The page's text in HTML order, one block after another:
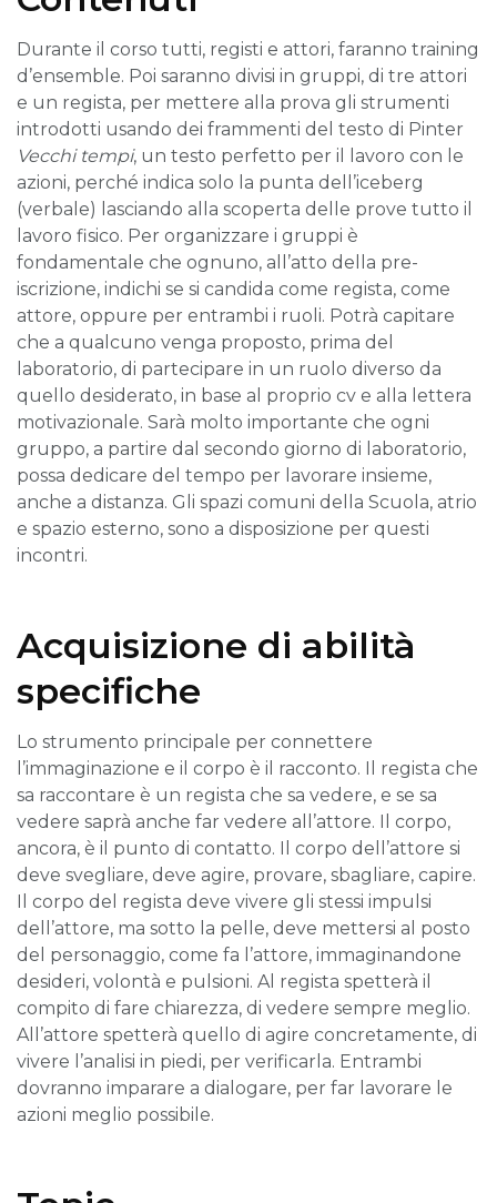
Durante il corso tutti, registi e attori, faranno training
d’ensemble. Poi saranno divisi in gruppi, di tre attori
e un regista, per mettere alla prova gli strumenti
introdotti usando dei frammenti del testo di Pinter
Vecchi tempi, un testo perfetto per il lavoro con le
azioni, perché indica solo la punta dell’iceberg
(verbale) lasciando alla scoperta delle prove tutto il
lavoro fisico. Per organizzare i gruppi è
fondamentale che ognuno, all’atto della pre-
iscrizione, indichi se si candida come regista, come
attore, oppure per entrambi i ruoli. Potrà capitare
che a qualcuno venga proposto, prima del
laboratorio, di partecipare in un ruolo diverso da
quello desiderato, in base al proprio cv e alla lettera
motivazionale. Sarà molto importante che ogni
gruppo, a partire dal secondo giorno di laboratorio,
possa dedicare del tempo per lavorare insieme,
anche a distanza. Gli spazi comuni della Scuola, atrio
e spazio esterno, sono a disposizione per questi
incontri.
Acquisizione di abilità
specifiche
Lo strumento principale per connettere
l’immaginazione e il corpo è il racconto. Il regista che
sa raccontare è un regista che sa vedere, e se sa
vedere saprà anche far vedere all’attore. Il corpo,
ancora, è il punto di contatto. Il corpo dell’attore si
deve svegliare, deve agire, provare, sbagliare, capire.
Il corpo del regista deve vivere gli stessi impulsi
dell’attore, ma sotto la pelle, deve mettersi al posto
del personaggio, come fa l’attore, immaginandone
desideri, volontà e pulsioni. Al regista spetterà il
compito di fare chiarezza, di vedere sempre meglio.
All’attore spetterà quello di agire concretamente, di
vivere l’analisi in piedi, per verificarla. Entrambi
dovranno imparare a dialogare, per far lavorare le
azioni meglio possibile.